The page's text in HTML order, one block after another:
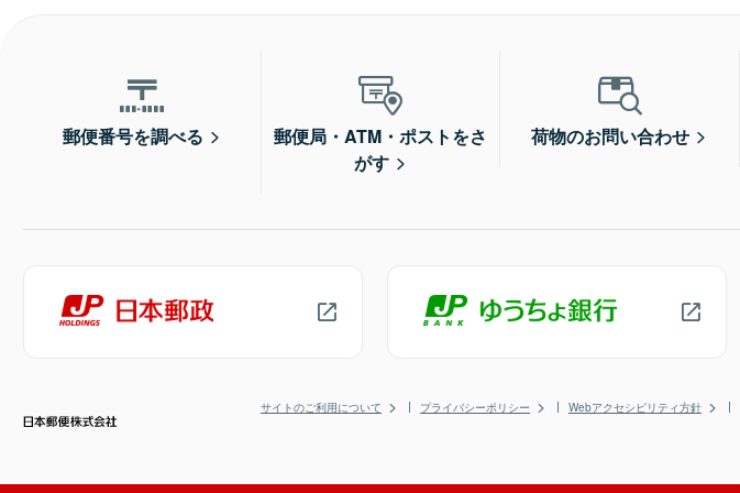
郵便番号を調べる
郵便局・ATM・ポストをさ
がす
荷物のお問い合わせ
サイトのご利用について プライバシーポリシー Webアクセシビリティ方針